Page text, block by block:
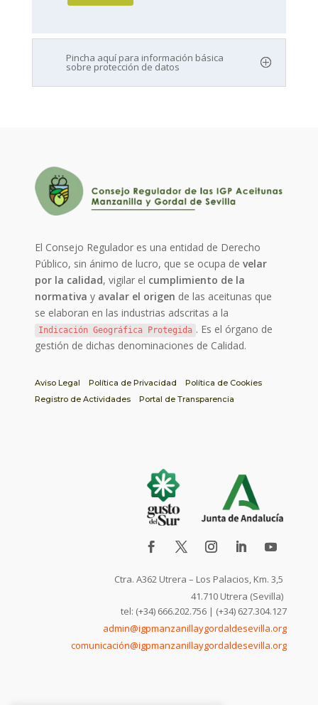
Pincha aquí para información básica
sobre protección de datos
El Consejo Regulador es una entidad de Derecho
Público, sin ánimo de lucro, que se ocupa develar
por la calidad, vigilar el cumplimiento de la
normativa y avalar el origen de las aceitunas que
se elaboran en las industrias adscritas a la
Indicación Geográfica Protegida . Es el órgano de
gestión de dichas denominaciones de Calidad.
Aviso Legal Política de Privacidad
Política de Cookies
Registro de Actividades
Portal de Transparencia
Ctra. A362 Utrera – Los Palacios, Km. 3,5
41.710 Utrera (Sevilla)
tel: (+34) 666.202.756 | (+34) 627.304.127
admin@igpmanzanillaygordaldesevilla.org
comunicación@igpmanzanillaygordaldesevilla.org